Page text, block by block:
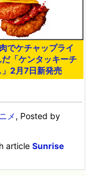
でケチャップライ
だ「ケンタッキーチ
」2月7日新発売
メ, Posted by
articleSunrise